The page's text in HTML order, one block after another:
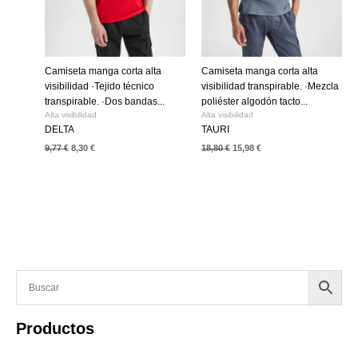
Productos
Camiseta manga corta alta
visibilidad ·Tejido técnico
transpirable. ·Dos bandas...
Alta visibilidad
DELTA
9,77€ 8,30 €
Camiseta manga corta alta
visibilidad transpirable. ·Mezcla
poliéster algodón tacto...
Alta visibilidad
TAURI
18,80€ 15,98 €